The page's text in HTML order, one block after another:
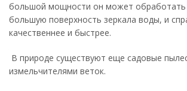
большой мощности он может обработать
большую поверхность зеркала воды, и
качественнее и быстрее.
В природе существуют еще садовые
измельчителями веток.